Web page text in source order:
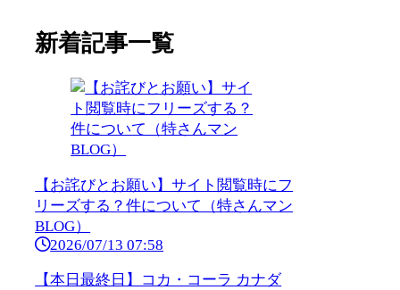
新着記事一覧
【お詫びとお願い】サイト閲覧時にフ
リーズする？件について（特さんマン
BLOG）
2026/07/13 07:58
【本日最終日】コカ・コーラ カナダ